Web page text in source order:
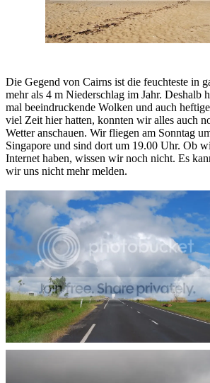
Die Gegend von Cairns ist die feuchteste in
mehr als 4 m Niederschlag im Jahr. Deshalb
mal beeindruckende Wolken und auch
viel Zeit hier hatten, konnten wir alles auch
Wetter anschauen. Wir fliegen am Sonntag
Singapore und sind dort um 19.00 Uhr. Ob
Internet haben, wissen wir noch nicht. Es
wir uns nicht mehr melden.